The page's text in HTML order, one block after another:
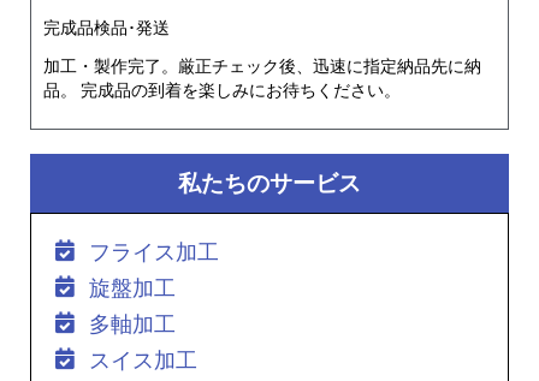
完成品検品･発送
加工・製作完了。厳正チェック後、迅速に指定納品先に納
品。 完成品の到着を楽しみにお待ちください。
私たちのサービス
フライス加工
旋盤加工
多軸加工
スイス加工